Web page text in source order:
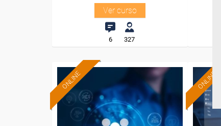
Ver curso
6 327
ONLINE ONLINE